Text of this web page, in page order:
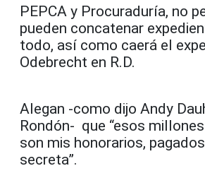
PEPCA y Procuraduría, no
pueden concatenar
todo, así como caerá el
Odebrecht en R.D.
Alegan -como dijo Andy
Rondón- que “esos
son mis honorarios,
secreta”.